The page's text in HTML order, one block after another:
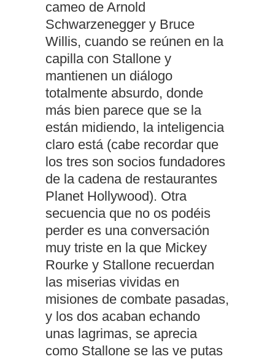
cameo de Arnold
Schwarzenegger y Bruce
Willis, cuando se reúnen en la
capilla con Stallone y
mantienen un diálogo
totalmente absurdo, donde
más bien parece que se la
están midiendo, la inteligencia
claro está (cabe recordar que
los tres son socios fundadores
de la cadena de restaurantes
Planet Hollywood). Otra
secuencia que no os podéis
perder es una conversación
muy triste en la que Mickey
Rourke y Stallone recuerdan
las miserias vividas en
misiones de combate pasadas,
y los dos acaban echando
unas lagrimas, se aprecia
como Stallone se las ve putas